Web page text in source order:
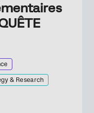
& Research